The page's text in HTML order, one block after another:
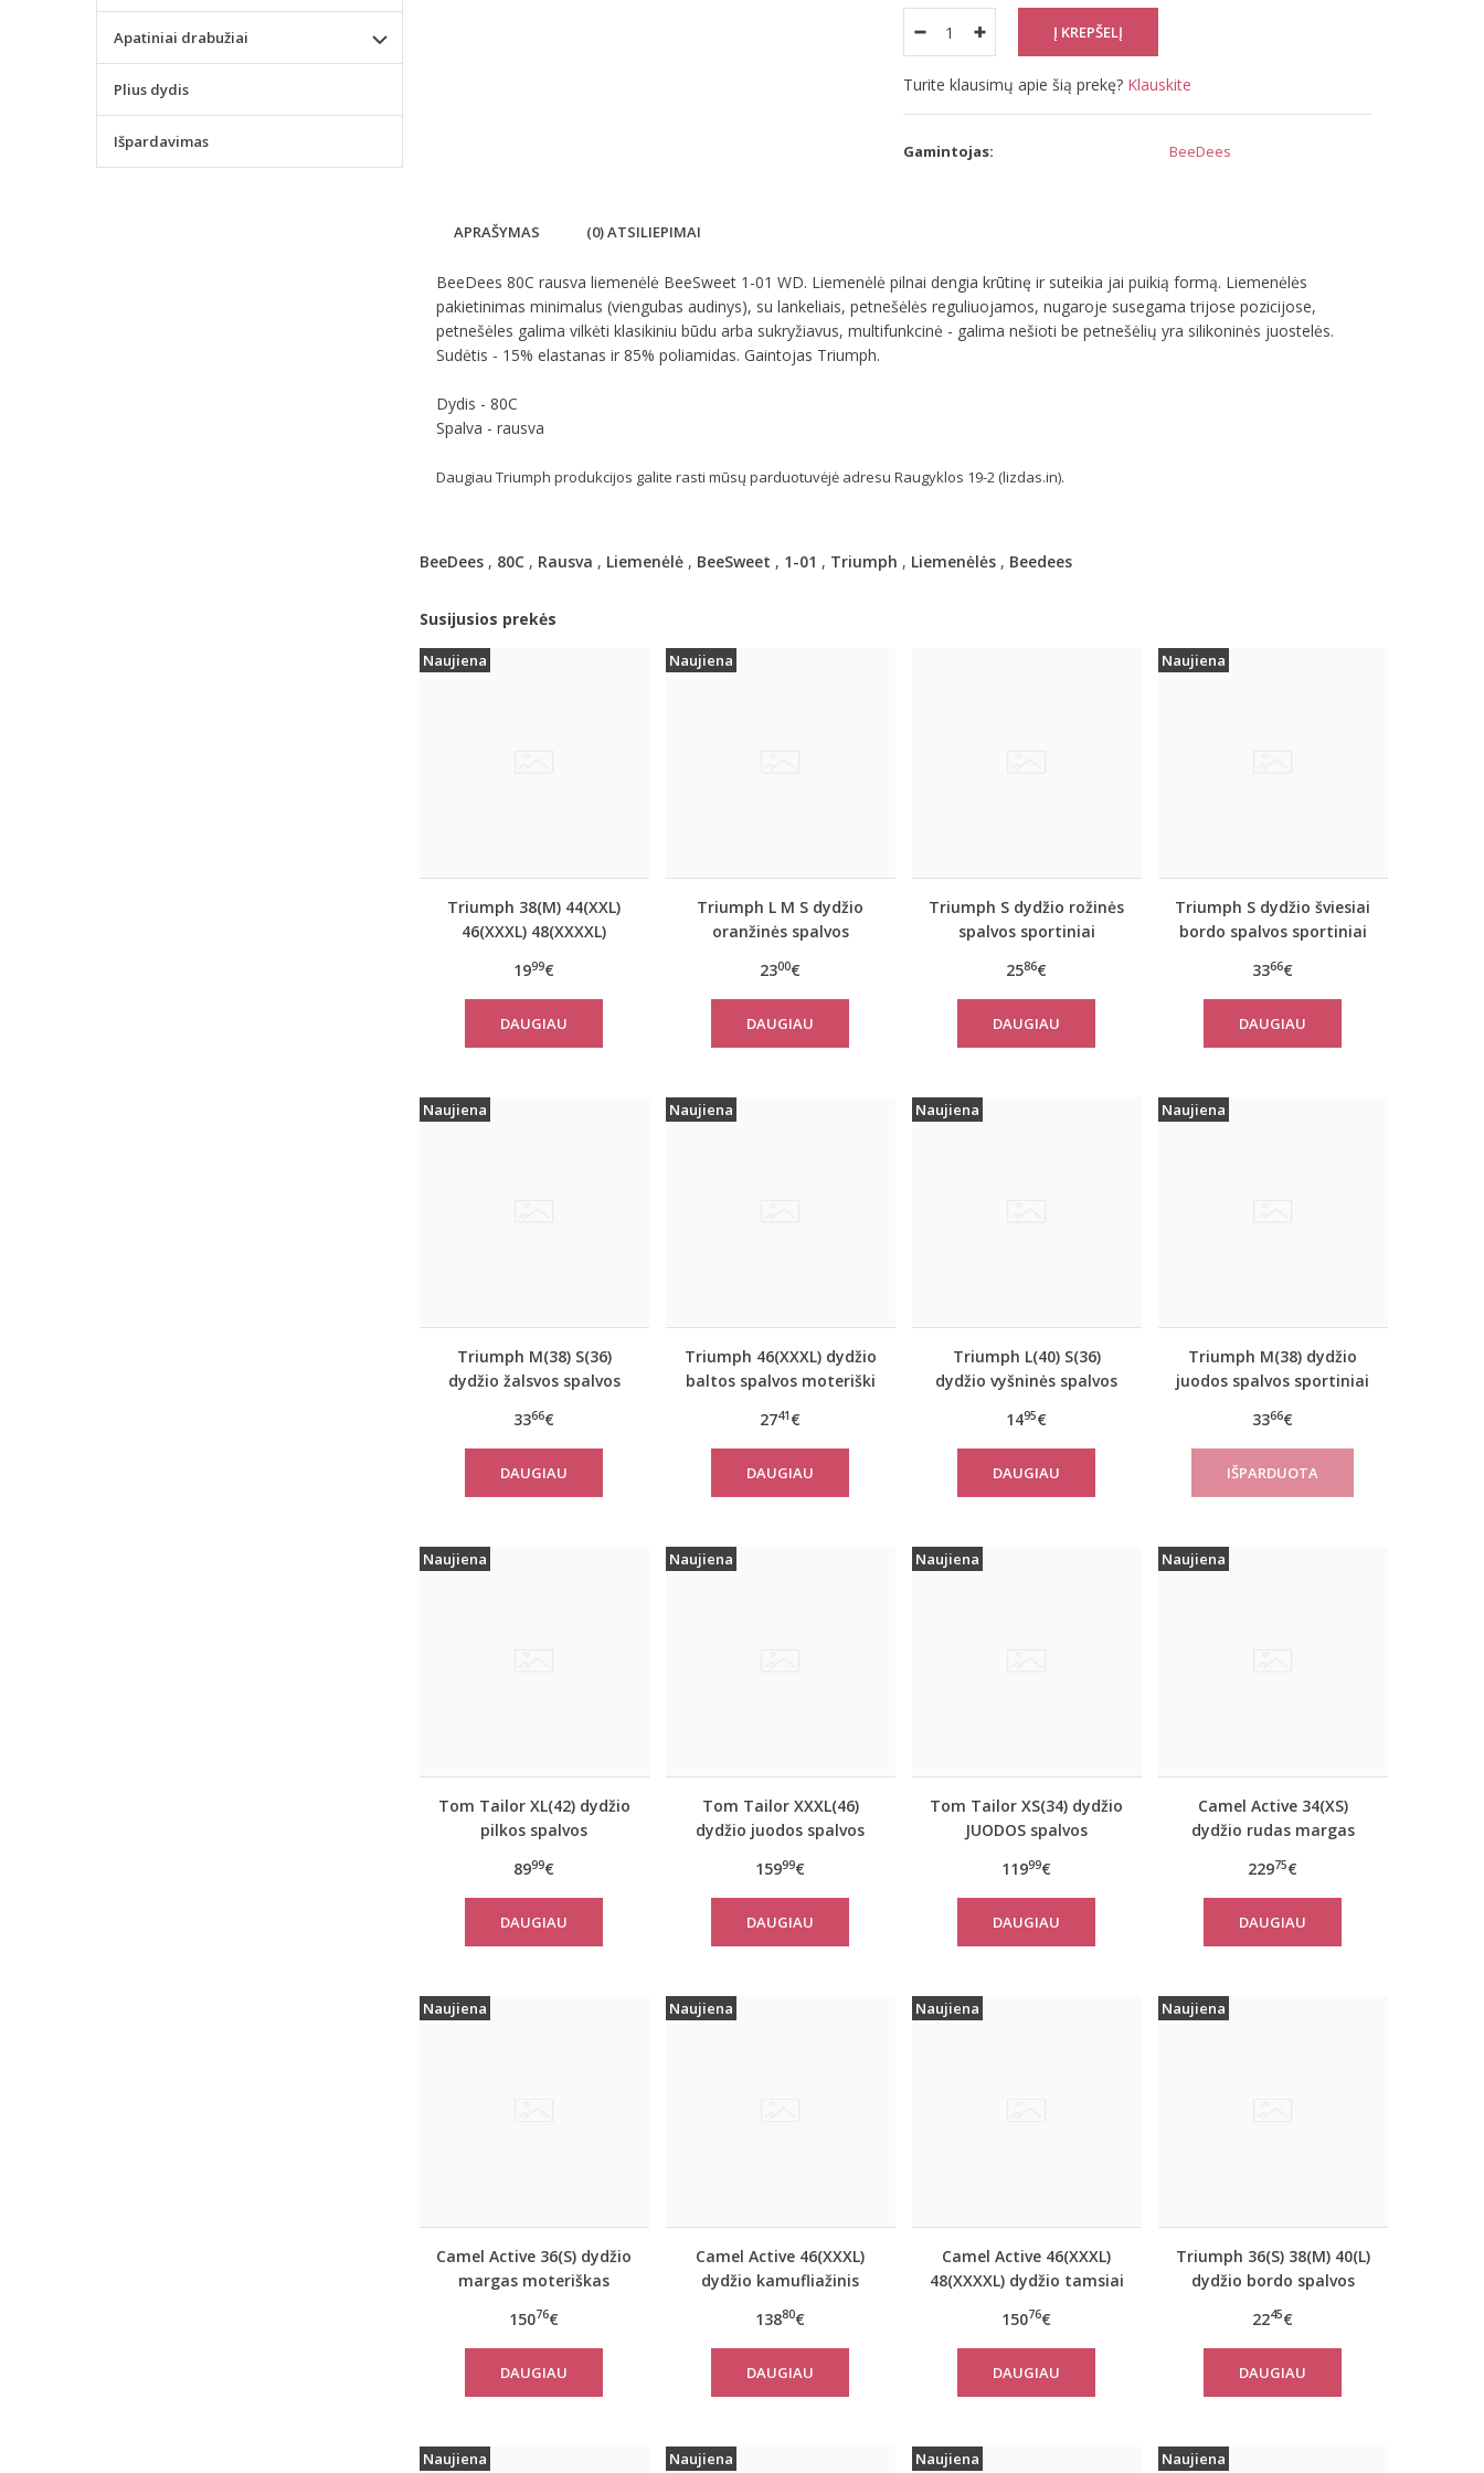
Turite klausimų apie šią prekę? Klauskite
Gamintojas: BeeDees
APRAŠYMAS (0) ATSILIEPIMAI
BeeDees 80C rausva liemenėlė BeeSweet 1-01 WD. Liemenėlė pilnai dengia krūtinę ir suteikia jai puikią formą. Liemenėlės
pakietinimas minimalus (viengubas audinys), su lankeliais, petnešėlės reguliuojamos, nugaroje susegama trijose pozicijose,
petnešėles galima vilkėti klasikiniu būdu arba sukryžiavus, multifunkcinė - galima nešioti be petnešėlių yra silikoninės juostelės.
Sudėtis - 15% elastanas ir 85% poliamidas. Gaintojas Triumph.
Dydis - 80C
Spalva - rausva
Daugiau Triumph produkcijos galite rasti mūsų parduotuvėjė adresu Raugyklos 19-2 (lizdas.in).
BeeDees, 80C, Rausva , Liemenėlė, BeeSweet , 1-01 , Triumph , Liemenėlės, Beedees
Susijusios prekės
Naujiena
Triumph 38(M) 44(XXL)
46(XXXL) 48(XXXXL)
marškinėliai Be Pure
Shirt 02
1999€
DAUGIAU
Naujiena
Triumph L M S dydžio
oranžinės spalvos
marškinėliai women
move FLOW LIGHT Tank
Top
2300€
DAUGIAU
Triumph S dydžio rožinės
spalvos sportiniai
women move FLEX Tank
2586€
DAUGIAU
Naujiena
Triumph S dydžio šviesiai
bordo spalvos sportiniai
women move FLOW Tank
Top
3366€
DAUGIAU
Naujiena
Triumph M(38) S(36)
dydžio žalsvos spalvos
marškinėliai women
move FLOW Tank Top
3366€
DAUGIAU
Naujiena
Triumph 46(XXXL) dydžio
baltos spalvos moteriški
Yselle Basics Shirt03 2P
2741 €
DAUGIAU
Naujiena
Triumph L(40) S(36)
dydžio vyšninės spalvos
EverNew SH01
1495€
DAUGIAU
Naujiena
Triumph M(38) dydžio
juodos spalvos sportiniai
women move FLOW Tank
Top
3366€
Naujiena
Tom Tailor XL(42) dydžio
pilkos spalvos
paltas Tom Tailor 10367
8999€
DAUGIAU
Naujiena
Tom Tailor XXXL(46)
dydžio juodos spalvos
žiemai Tom Tailor 14482
15999€
DAUGIAU
Naujiena
Tom Tailor XS(34) dydžio
JUODOS spalvos
paltas Tom Tailor 29999
11999€
DAUGIAU
Naujiena
Camel Active 34(XS)
dydžio rudas margas
paltas 310050 6F32
22975€
DAUGIAU
Naujiena
Camel Active 36(S) dydžio
margas moteriškas
2501
15076€
DAUGIAU
Naujiena
Camel Active 46(XXXL)
dydžio kamufliažinis
310780
13880€
DAUGIAU
Naujiena
Camel Active 46(XXXL)
48(XXXXL) dydžio tamsiai
moteriškas paltas
310760
15076€
DAUGIAU
Naujiena
Triumph 36(S) 38(M) 40(L)
dydžio bordo spalvos
Climate Control LSL Top
Turtle Neck
2245€
DAUGIAU
Naujiena Naujiena Naujiena Naujiena
Apatiniai drabužiai
Plius dydis
Išpardavimas